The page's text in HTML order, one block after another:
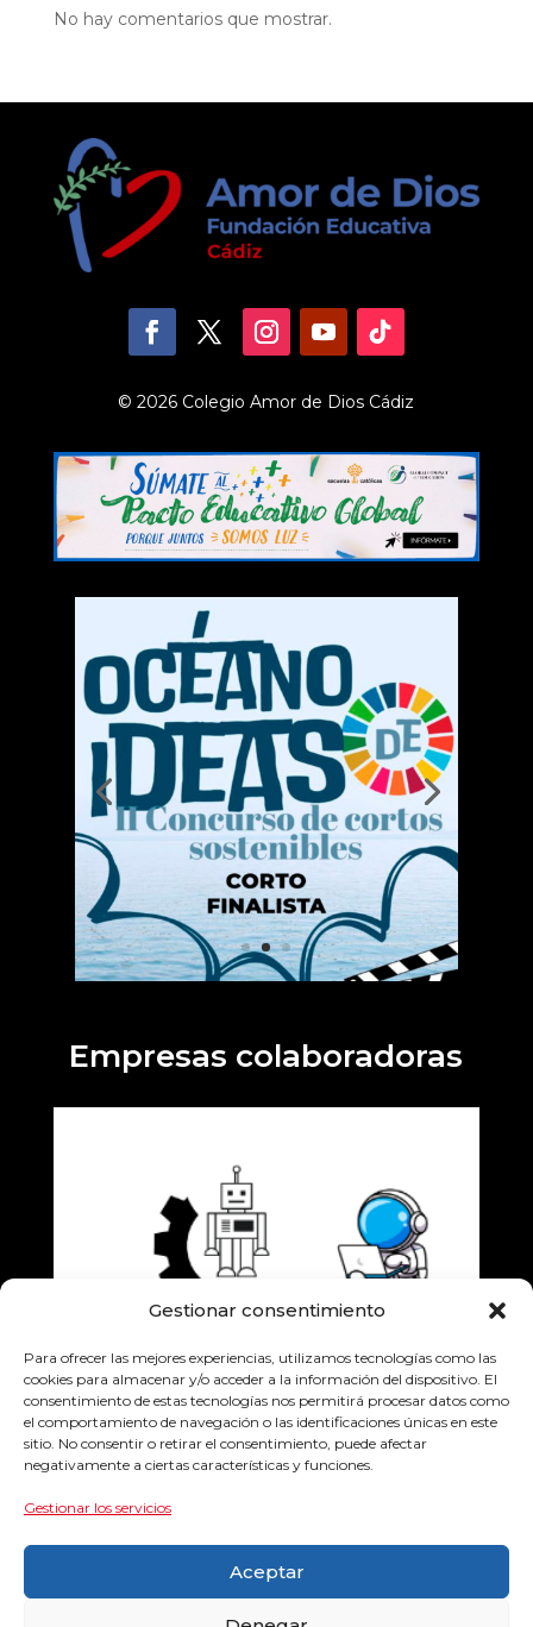
Gestionar consentimiento
Para ofrecer las mejores experiencias, utilizamos tecnologías como las
cookies para almacenar y/o acceder a la información del dispositivo. El
consentimiento de estas tecnologías nos permitirá procesar datos como
el comportamiento de navegación o las identificaciones únicas en este
sitio. No consentir o retirar el consentimiento, puede afectar
negativamente a ciertas características y funciones.
Gestionar los servicios
Aceptar
No hay comentarios que mostrar.
© 2026 Colegio Amor de Dios Cádiz
Empresas colaboradoras